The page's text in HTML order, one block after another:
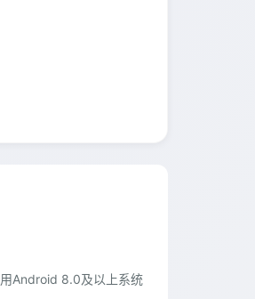
Android 8.0及以上系统